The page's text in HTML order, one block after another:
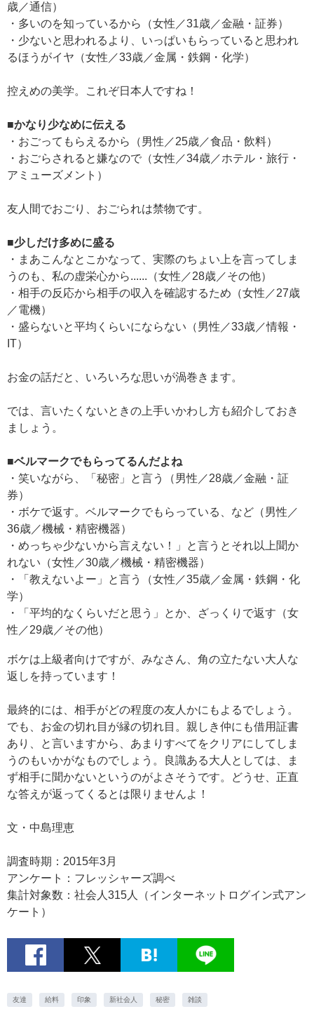
歳／通信）
・多いのを知っているから（女性／31歳／金融・証券）
・少ないと思われるより、いっぱいもらっていると思われ
るほうがイヤ（女性／33歳／金属・鉄鋼・化学）
控えめの美学。これぞ日本人ですね！
■かなり少なめに伝える
・おごってもらえるから（男性／25歳／食品・飲料）
・おごらされると嫌なので（女性／34歳／ホテル・旅行・
アミューズメント）
友人間でおごり、おごられは禁物です。
■少しだけ多めに盛る
・まあこんなとこかなって、実際のちょい上を言ってしま
うのも、私の虚栄心から......（女性／28歳／その他）
・相手の反応から相手の収入を確認するため（女性／27歳
／電機）
・盛らないと平均くらいにならない（男性／33歳／情報・
IT）
お金の話だと、いろいろな思いが渦巻きます。
では、言いたくないときの上手いかわし方も紹介しておき
ましょう。
■ベルマークでもらってるんだよね
・笑いながら、「秘密」と言う（男性／28歳／金融・証
券）
・ボケで返す。ベルマークでもらっている、など（男性／
36歳／機械・精密機器）
・めっちゃ少ないから言えない！」と言うとそれ以上聞か
れない（女性／30歳／機械・精密機器）
・「教えないよー」と言う（女性／35歳／金属・鉄鋼・化
学）
・「平均的なくらいだと思う」とか、ざっくりで返す（女
性／29歳／その他）
ボケは上級者向けですが、みなさん、角の立たない大人な
返しを持っています！
最終的には、相手がどの程度の友人かにもよるでしょう。
でも、お金の切れ目が縁の切れ目。親しき仲にも借用証書
あり、と言いますから、あまりすべてをクリアにしてしま
うのもいかがなものでしょう。良識ある大人としては、ま
ず相手に聞かないというのがよさそうです。どうせ、正直
な答えが返ってくるとは限りませんよ！
文・中島理恵
調査時期：2015年3月
アンケート：フレッシャーズ調べ
集計対象数：社会人315人（インターネットログイン式アン
ケート）
友達 給料 印象 新社会人 秘密 雑談